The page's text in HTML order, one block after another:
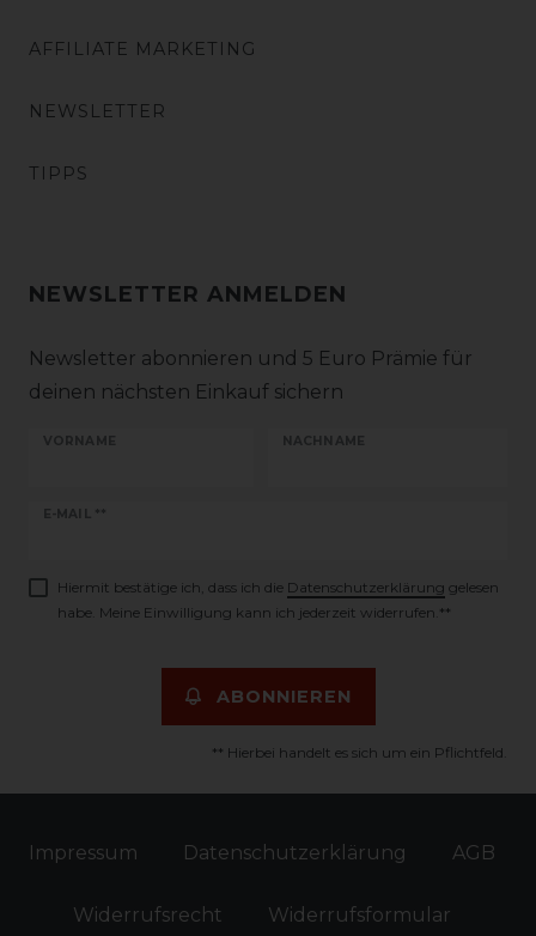
AFFILIATE MARKETING
NEWSLETTER
TIPPS
NEWSLETTER ANMELDEN
Newsletter abonnieren und 5 Euro Prämie für
deinen nächsten Einkauf sichern
VORNAME NACHNAME
E-MAIL **
Newsletter
Hiermit bestätige ich, dass ich die Daten­schutz­erklärung gelesen
habe. Meine Einwilligung kann ich jederzeit widerrufen.**
ABONNIEREN
** Hierbei handelt es sich um ein Pflichtfeld.
Impressum Daten­schutz­erklärung AGB
Widerrufs­recht Widerrufs­formular